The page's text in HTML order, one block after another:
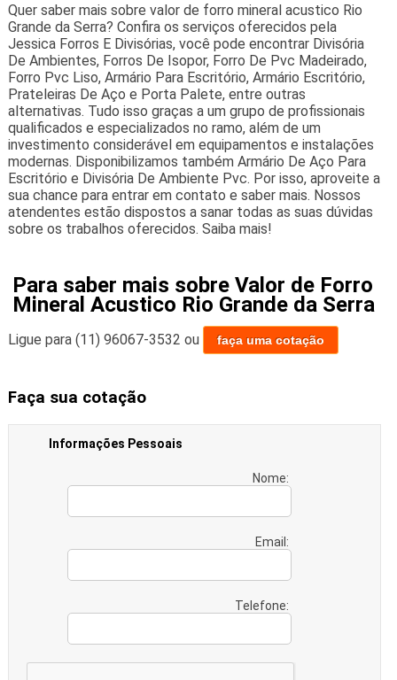
Quer saber mais sobre valor de forro mineral acustico Rio
Grande da Serra? Confira os serviços oferecidos pela
Jessica Forros E Divisórias, você pode encontrar Divisória
De Ambientes, Forros De Isopor, Forro De Pvc Madeirado,
Forro Pvc Liso, Armário Para Escritório, Armário Escritório,
Prateleiras De Aço e Porta Palete, entre outras
alternativas. Tudo isso graças a um grupo de profissionais
qualificados e especializados no ramo, além de um
investimento considerável em equipamentos e instalações
modernas. Disponibilizamos também Armário De Aço Para
Escritório e Divisória De Ambiente Pvc. Por isso, aproveite a
sua chance para entrar em contato e saber mais. Nossos
atendentes estão dispostos a sanar todas as suas dúvidas
sobre os trabalhos oferecidos. Saiba mais!
Para saber mais sobre Valor de Forro
Mineral Acustico Rio Grande da Serra
Ligue para (11) 96067-3532 ou faça uma cotação
Faça sua cotação
Informações Pessoais
Nome:
Email:
Telefone: